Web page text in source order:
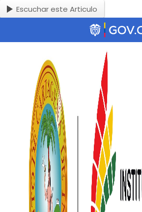
Escuchar este Articulo